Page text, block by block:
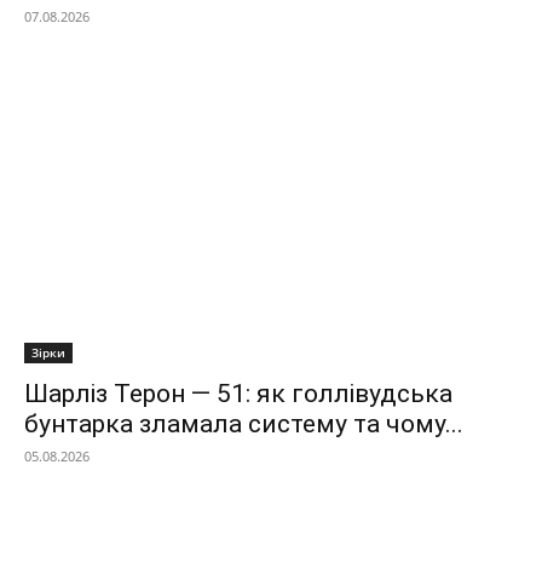
07.08.2026
Зірки
Шарліз Терон — 51: як голлівудська
бунтарка зламала систему та чому...
05.08.2026